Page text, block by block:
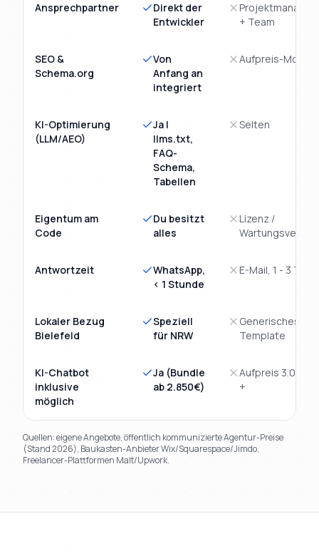
Ansprechpartner
Direkt der
Entwickler
Projektmanager
+ Team
SEO &
Schema.org
Von
Anfang an
integriert
Aufpreis-Modul
KI-Optimierung
(LLM/AEO)
Ja |
llms.txt,
FAQ-
Schema,
Tabellen
Selten
Eigentum am
Code
Du besitzt
alles
Lizenz /
Wartungsvertrag
Antwortzeit
WhatsApp,
< 1 Stunde
E-Mail, 1 - 3 Tage
Lokaler Bezug
Bielefeld
Speziell
für NRW
Generisches
Template
KI-Chatbot
inklusive
möglich
Ja (Bundle
ab 2.850€)
Aufpreis 3.000€
+
Quellen: eigene Angebote, öffentlich kommunizierte Agentur-Preise
(Stand 2026), Baukasten-Anbieter Wix/Squarespace/Jimdo,
Freelancer-Plattformen Malt/Upwork.